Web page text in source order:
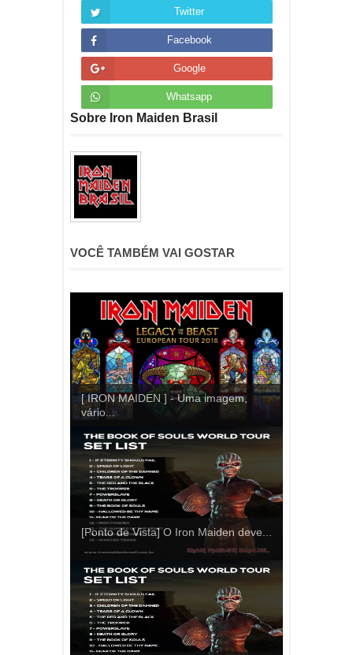
Twitter
Facebook
Google
Whatsapp
Sobre Iron Maiden Brasil
VOCÊ TAMBÉM VAI GOSTAR
[ IRON MAIDEN ] - Uma imagem,
vário...
[Ponto de Vista] O Iron Maiden deve...